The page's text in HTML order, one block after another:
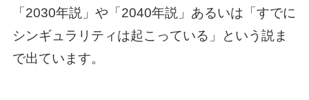
「2030年説」や「2040年説」あるいは「すでに
シンギュラリティは起こっている」という説ま
で出ています。